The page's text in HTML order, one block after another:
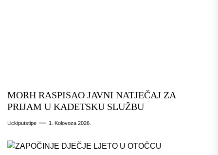
MORH RASPISAO JAVNI NATJEČAJ ZA
PRIJAM U KADETSKU SLUŽBU
Lickiputstipe 1. Kolovoza 2026.